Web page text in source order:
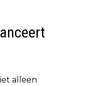
alleen